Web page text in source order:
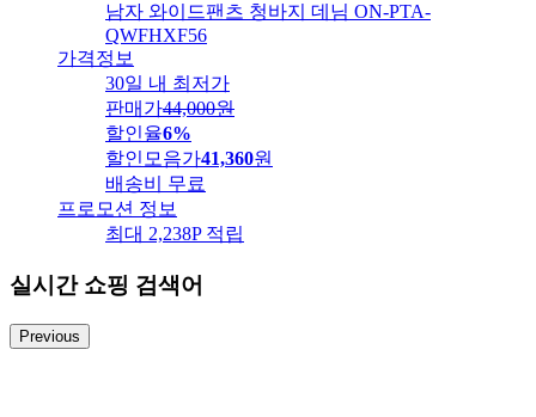
남자 와이드팬츠 청바지 데님 ON-PTA-
QWFHXF56
가격정보
30일 내 최저가
판매가44,000원
할인율6%
할인모음가41,360원
배송비
무료
프로모션 정보
최대 2,238P 적립
실시간 쇼핑 검색어
Previous